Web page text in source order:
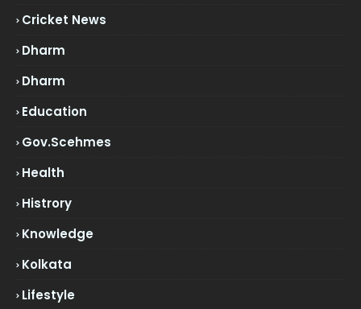
Cricket News
Dharm
Dharm
Education
Gov.scehmes
Health
Histrory
Knowledge
Kolkata
Lifestyle